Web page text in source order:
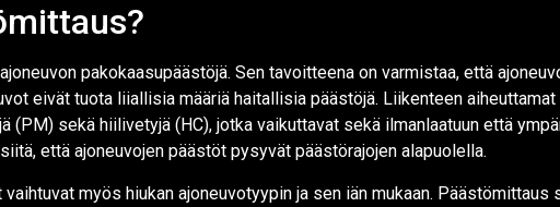
pakokaasupäästöjä. Sen tavoitteena on varmistaa, että
eivät tuota liiallisia määriä haitallisia päästöjä. Liikenteen
(PM) sekä hiilivetyjä (HC), jotka vaikuttavat sekä ilmanlaatuun että
että ajoneuvojen päästöt pysyvät päästörajojen alapuolella.
myös hiukan ajoneuvotyypin ja sen iän mukaan.